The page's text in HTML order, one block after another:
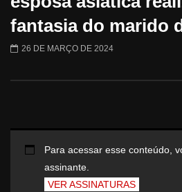
fantasia do marido
26 DE MARÇO DE 2024
Para acessar esse conteúdo,
assinante.
VER ASSINATURAS